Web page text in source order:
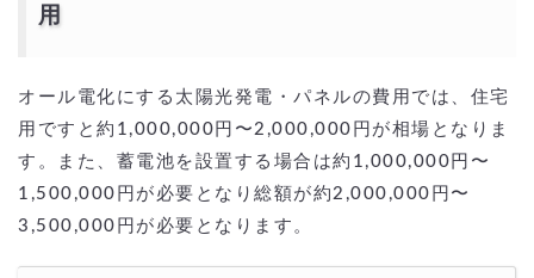
用
オール電化にする太陽光発電・パネルの費用では、住宅
用ですと約1,000,000円〜2,000,000円が相場となりま
す。また、蓄電池を設置する場合は約1,000,000円〜
1,500,000円が必要となり総額が約2,000,000円〜
3,500,000円が必要となります。